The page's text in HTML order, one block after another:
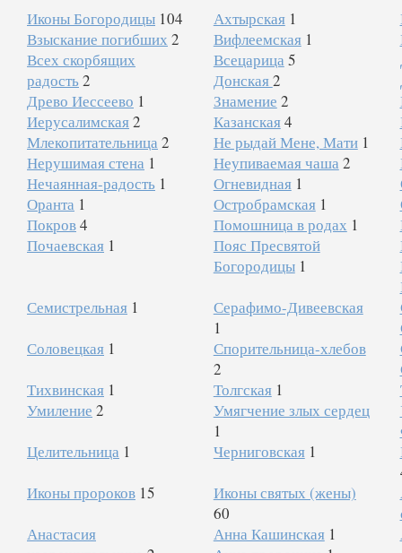
Иконы Богородицы 104 Ахтырская 1
Взыскание погибших 2 Вифлеемская 1
Всех скорбящих
радость2
Всецарица 5
Донская2
Древо Иессеево 1 Знамение 2
Иерусалимская2 Казанская4
Млекопитательница 2 Не рыдай Мене, Мати 1
Нерушимая стена 1 Неупиваемая чаша 2
Нечаянная-радость 1 Огневидная 1
Оранта 1 Остробрамская 1
Покров4 Помошница в родах 1
Почаевская 1
Пояс Пресвятой
Богородицы 1
Семистрельная 1
Серафимо-Дивеевская
1
Соловецкая 1
Спорительница-хлебов
2
Тихвинская 1 Толгская 1
Умиление 2
Умягчение злых сердец
1
Целительница 1 Черниговская 1
Иконы пророков 15
Иконы святых (жены)
60
Анастасия
Анна Кашинская 1